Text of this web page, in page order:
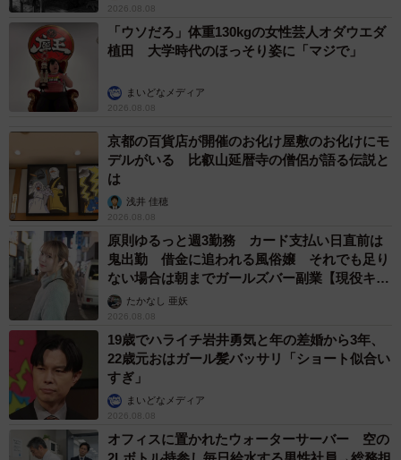
2026.08.08
「ウソだろ」体重130kgの女性芸人オダウエダ
植田 大学時代のほっそり姿に「マジで」
まいどなメディア
2026.08.08
京都の百貨店が開催のお化け屋敷のお化けにモ
デルがいる 比叡山延暦寺の僧侶が語る伝説と
は
浅井 佳穂
2026.08.08
原則ゆるっと週3勤務 カード支払い日直前は
鬼出勤 借金に追われる風俗嬢 それでも足り
ない場合は朝までガールズバー副業【現役キャ
ストに取材】
たかなし 亜妖
2026.08.08
19歳でハライチ岩井勇気と年の差婚から3年、
22歳元おはガール髪バッサリ「ショート似合い
すぎ」
まいどなメディア
2026.08.08
オフィスに置かれたウォーターサーバー 空の